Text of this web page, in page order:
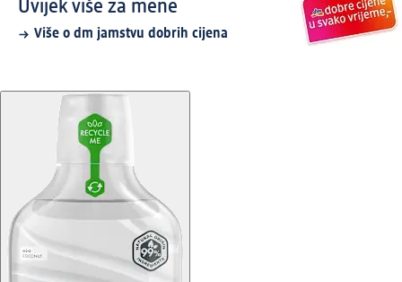
Uvijek više za mene
Više o dm jamstvu dobrih cijena